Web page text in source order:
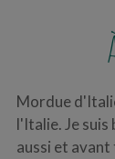
Mordue
l'Italie. Je suis
aussi et